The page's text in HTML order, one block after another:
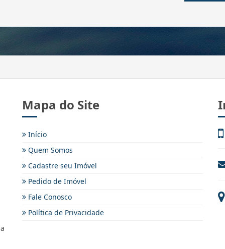
Mapa do Site
Início
Quem Somos
Cadastre seu Imóvel
Pedido de Imóvel
Fale Conosco
Política de Privacidade